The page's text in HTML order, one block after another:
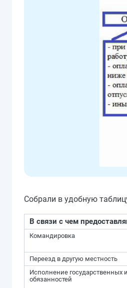
Собрали в удобную
В связи с чем
Командировка
Переезд в другую местность
Исполнение государственных
обязанностей